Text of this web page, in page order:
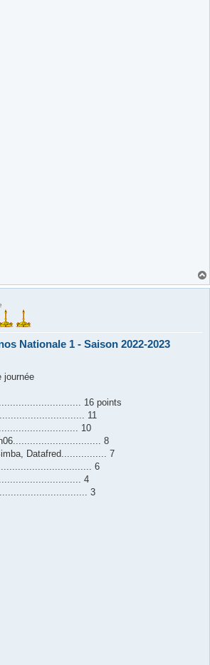
Nationale 1 - Saison 2022-2023
journée
16 points
11
10
8
Datafred................ 7
6
4
3